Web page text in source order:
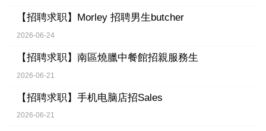
【招聘求职】 Morley 招聘男生butcher
2026-06-24
【招聘求职】 南區燒臘中餐館招親服務生
2026-06-21
【招聘求职】 手机电脑店招Sales
2026-06-21